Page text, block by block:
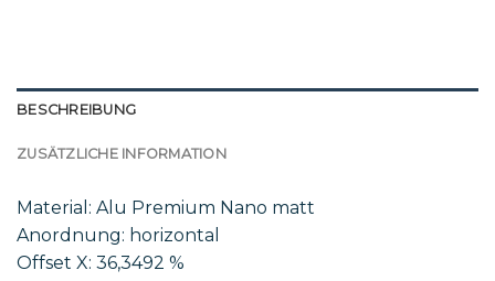
BESCHREIBUNG
ZUSÄTZLICHE INFORMATION
Material: Alu Premium Nano matt
Anordnung: horizontal
Offset X: 36,3492 %